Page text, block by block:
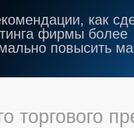
как
фирмы более
повысить
торгового